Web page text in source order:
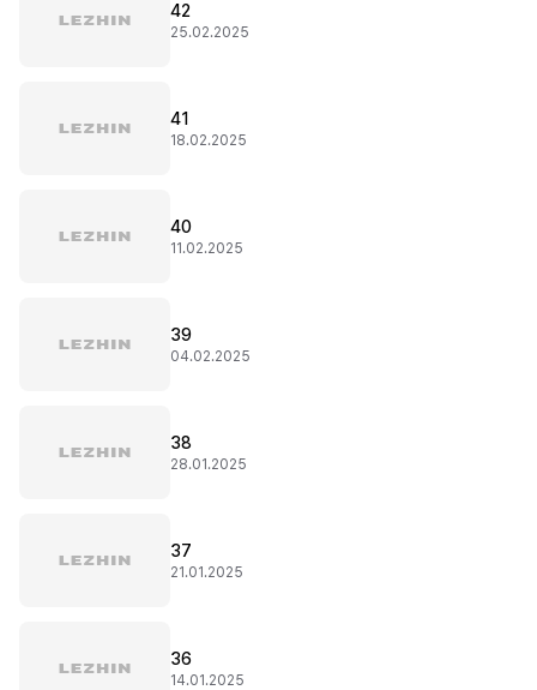
42
25.02.2025
41
18.02.2025
40
11.02.2025
39
04.02.2025
38
28.01.2025
37
21.01.2025
36
14.01.2025